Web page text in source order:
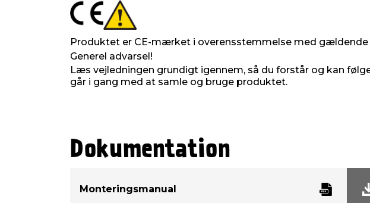
Mål:
970 x 880 x 470 mm
Vægt: 21,3 kg
Produktet er CE-mærket i overensstemmelse med gældende
Generel advarsel!
Læs vejledningen grundigt igennem, så du forstår og kan
går i gang med at samle og bruge produktet.
Dokumentation
Monteringsmanual